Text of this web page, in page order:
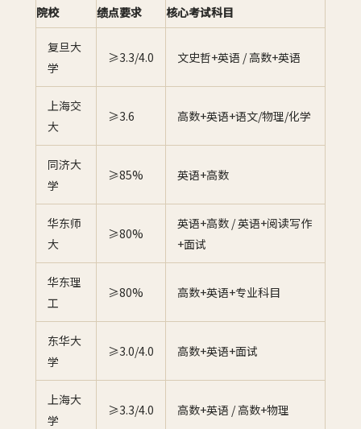
院校 绩点要求 核心考试科目
复旦大
学
≥3.3/4.0 文史哲+英语 / 高数+英语
上海交
大
≥3.6 高数+英语+语文/物理/化学
同济大
学
≥85% 英语+高数
华东师
大
≥80%
英语+高数 / 英语+阅读写作
+面试
华东理
工
≥80% 高数+英语+专业科目
东华大
学
≥3.0/4.0 高数+英语+面试
上海大
学
≥3.3/4.0 高数+英语 / 高数+物理